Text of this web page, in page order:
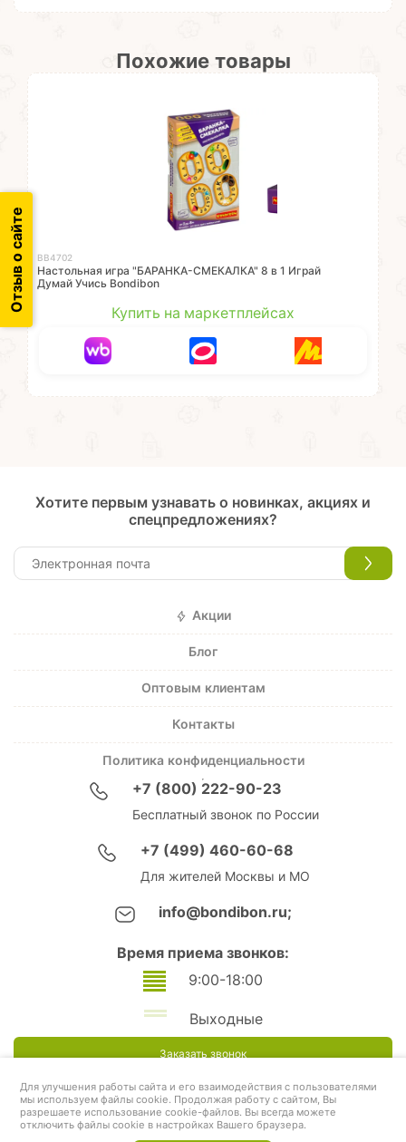
Похожие товары
ВВ4702
Настольная игра "БАРАНКА-СМЕКАЛКА" 8 в 1 Играй
Думай Учись Bondibon
Купить на маркетплейсах
Отзыв о сайте
Хотите первым узнавать о новинках, акциях и
спецпредложениях?
Акции
Блог
Оптовым клиентам
Контакты
Политика конфиденциальности
+7 (800) 222-90-23
Бесплатный звонок по России
+7 (499) 460-60-68
Для жителей Москвы и МО
info@bondibon.ru;
Время приема звонков:
9:00-18:00
Выходные
Заказать звонок
Для улучшения работы сайта и его взаимодействия с пользователями
мы используем файлы cookie. Продолжая работу с сайтом, Вы
разрешаете использование cookie-файлов. Вы всегда можете
отключить файлы cookie в настройках Вашего браузера.